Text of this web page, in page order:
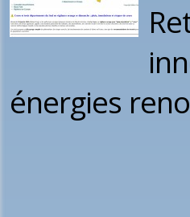
énergies